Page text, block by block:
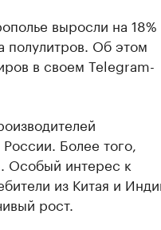
выросли на 18%
полулитров. Об этом
в своем Telegram-
Более того,
Особый интерес к
из Китая и
рост.